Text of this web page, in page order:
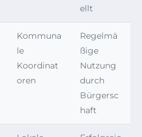
ellt
Kommuna
le
Koordinat
oren
Regelmä
ßige
Nutzung
durch
Bürgersc
haft